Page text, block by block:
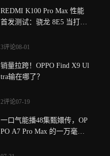
REDMI K100 Pro Max 性能
首发测试：骁龙 8E5 当打之
3评论08-01
销量拉跨！OPPO Find X9 Ul
tra输在哪了？
2评论07-19
一口气能播48集甄嬛传，OP
PO A7 Pro Max 的一万毫安